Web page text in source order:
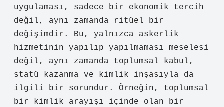
uygulaması, sadece bir ekonomik tercih
değil, aynı zamanda ritüel bir
değişimdir. Bu, yalnızca askerlik
hizmetinin yapılıp yapılmaması meselesi
değil, aynı zamanda toplumsal kabul,
statü kazanma ve kimlik inşasıyla da
ilgili bir sorundur. Örneğin, toplumsal
bir kimlik arayışı içinde olan bir